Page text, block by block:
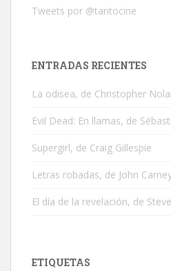
Tweets por @tantocine
ENTRADAS RECIENTES
La odisea, de Christopher
Evil Dead: En llamas, de
Supergirl, de Craig Gillespie
Letras robadas, de John
El día de la revelación, de
ETIQUETAS